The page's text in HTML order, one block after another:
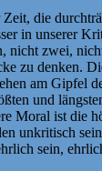
Zeit, die
in unserer
nicht zwei,
zu denken.
am Gipfel
und
Moral ist die
unkritisch
sein,